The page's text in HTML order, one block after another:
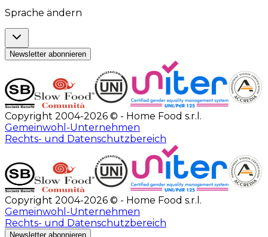
Sprache ändern
Newsletter abonnieren
Copyright 2004-2026 © - Home Food s.r.l.
Gemeinwohl-Unternehmen
Rechts- und Datenschutzbereich
Copyright 2004-2026 © - Home Food s.r.l.
Gemeinwohl-Unternehmen
Rechts- und Datenschutzbereich
Newsletter abonnieren